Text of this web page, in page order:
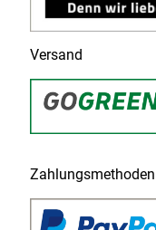
Versand
Zahlungsmethoden